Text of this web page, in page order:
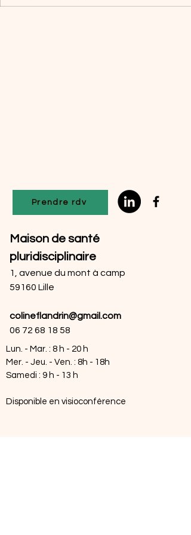
Prendre rdv
Maison de santé
pluridisciplinaire
1, avenue du mont à camp
59160 Lille
colineflandrin@gmail.com
06 72 68 18 58
Lun. - Mar. : 8 h - 20 h
Mer. - Jeu. - Ven. : 8h - 18h
Samedi : 9 h - 13 h
Disponible en visioconférence